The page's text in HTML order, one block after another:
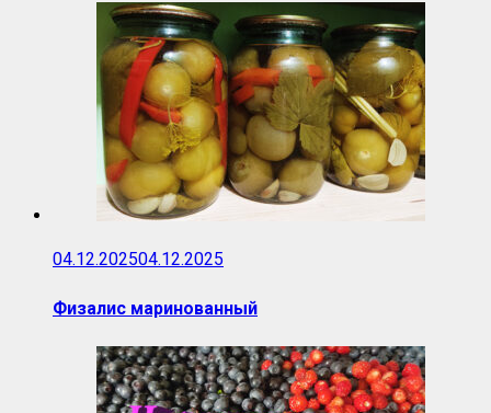
04.12.202504.12.2025
Физалис маринованный